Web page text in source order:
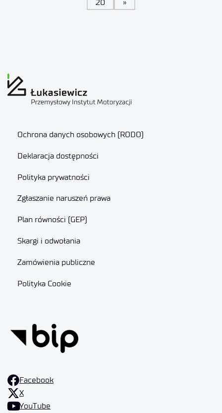
20 »
Ochrona danych osobowych (RODO)
Deklaracja dostępności
Polityka prywatności
Zgłaszanie naruszeń prawa
Plan równości (GEP)
Skargi i odwołania
Zamówienia publiczne
Polityka Cookie
Facebook
X
YouTube